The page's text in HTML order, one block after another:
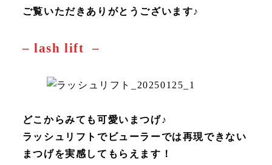
ご覧いただきありがとうございます♪
– lash lift –
どこからみても可愛いまつげ♪
ラッシュリフトでビューラーでは再現できない
まつげを実感してもらえます！